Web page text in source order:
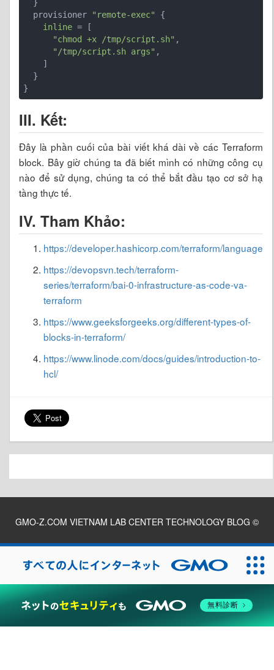
  provisioner
"remote-exec"
{
inline = [
"chmod +x /tmp/script.sh" ,
"/tmp/script.sh args" ,
}
III. Kết:
Đây là phần cuối của bài viết khá dài về các Terraform
block. Bây giờ chúng ta đã biết mình có những công cụ
nào để sử dụng, chúng ta có thể bắt đầu tạo cơ sở hạ
tầng thực tế.
IV. Tham Khảo:
https://developer.hashicorp.com/terraform/language
https://devopsvn.tech/terraform-
series/terraform/bai-0-infrastructure-as-code-va-
terraform
https://www.geeksforgeeks.org/different-types-of-
blocks-in-terraform/
https://www.linode.com/docs/guides/introduction-to-
hcl/
GMO-Z.COM VIETNAM LAB CENTER TECHNOLOGY BLOG ©
2026
無料診断